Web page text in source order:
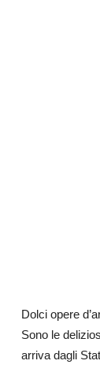
Dolci opere
Sono le
arriva dagli